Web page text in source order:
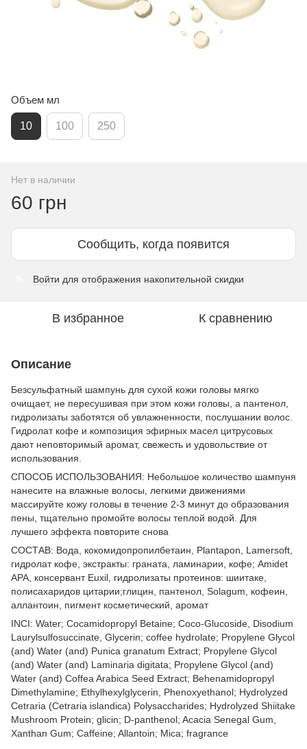
Объем мл
10 100 250
Нет в наличии
60 грн
Сообщить, когда появится
Войти для отображения накопительной скидки
В избранное К сравнению
Описание
Безсульфатный шампунь для сухой кожи головы мягко
очищает, не пересушивая при этом кожи головы, а пантенол,
гидролизаты заботятся об увлажненности, послушании волос.
Гидролат кофе и композиция эфирных масел цитрусовых
дают неповторимый аромат, свежесть и удовольствие от
использования.
СПОСОБ ИСПОЛЬЗОВАНИЯ: Небольшое количество шампуня
нанесите на влажные волосы, легкими движениями
массируйте кожу головы в течение 2-3 минут до образования
пены, тщательно промойте волосы теплой водой. Для
лучшего эффекта повторите снова
СОСТАВ: Вода, кокомидопропилбетаин, Plantapon, Lamersoft,
гидролат кофе, экстракты: граната, ламинарии, кофе; Amidet
APA, консервант Euxil, гидролизаты протеинов: шиитаке,
полисахаридов цитарии;глицин, пантенол, Solagum, кофеин,
аллантоин, пигмент косметический, аромат
INCI: Water; Cocamidopropyl Betaine; Coco-Glucoside, Disodium
Laurylsulfosuccinate, Glycerin; coffee hydrolate; Propylene Glycol
(and) Water (and) Punica granatum Extract; Propylene Glycol
(and) Water (and) Laminaria digitata; Propylene Glycol (and)
Water (and) Coffea Arabica Seed Extract; Behenamidopropyl
Dimethylamine; Ethylhexylglycerin, Phenoxyethanol; Hydrolyzed
Cetraria (Cetraria islandica) Polysaccharides; Hydrolyzed Shiitake
Mushroom Protein; glicin; D-panthenol; Acacia Senegal Gum,
Xanthan Gum; Caffeine; Allantoin; Mica; fragrance